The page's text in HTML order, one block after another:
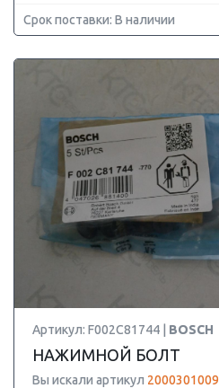
Срок поставки: В наличии
Артикул: F002C81744 | BOSCH
НАЖИМНОЙ БОЛТ
Вы искали артикул 2000301009